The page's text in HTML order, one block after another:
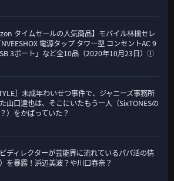
タイムセールの人気商品】モバイル林檎セレ
電源タップ タワー型 コンセントAC 9
3ポート」など全10品（2020年10月23日）①
］未成年わいせつ事件で、ジャニーズ事務所
山口達也は、そこにいたもう一人（SixTONESの
）をかばっていた？
ディレクターが芸能界に流れているパパ活の情
を暴露！浜辺美波？や川口春奈？